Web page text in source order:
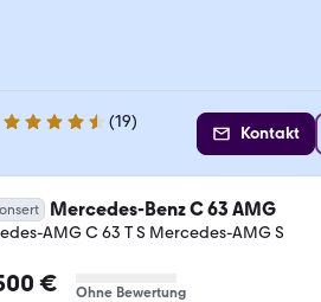
4.4 Sterne (19)
Kontakt
Mercedes-Benz C 63 AMG
AMG C 63 T S Mercedes-AMG S
€ Ohne Bewertung